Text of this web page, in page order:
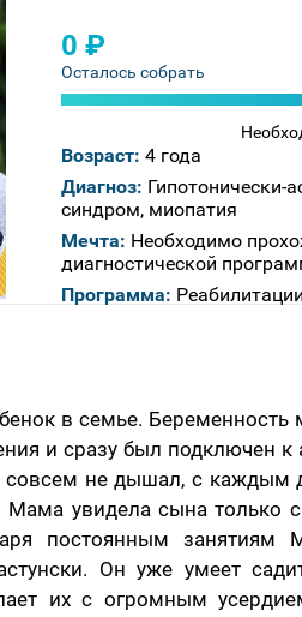
0 ₽
Осталось собрать
Возраст: 4 года
Диагноз: Гипотонически-
синдром, миопатия
Мечта: Необходимо
диагностической
Программа: Реабилитации
в семье.
и сразу был подключен
не дышал, с каждым
увидела сына только
постоянным занятиям
Он уже умеет
их с огромным